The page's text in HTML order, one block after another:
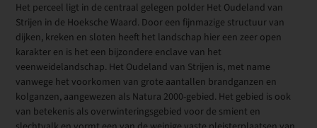
Het perceel ligt in de centraal gelegen polder Het Oudeland van
Strijen in de Hoeksche Waard. Door een fijnmazige structuur van
dijken, kreken en sloten heeft het landschap hier een zeer open
karakter en is het een bijzondere enclave van het
veenweidelandschap. Het Oudeland van Strijen is, met name
vanwege het voorkomen van grote aantallen brandganzen en
kolganzen, aangewezen als Natura 2000-gebied. Het gebied is ook
van betekenis als overwinteringsgebied voor de smient en